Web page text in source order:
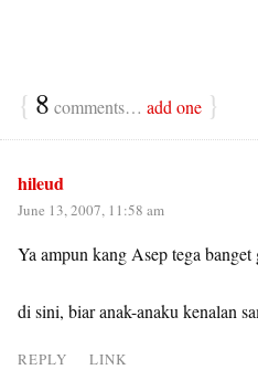
{ 8 comments… add one }
hileud
June 13, 2007, 11:58 am
Ya ampun kang Asep tega
di sini, biar anak-anaku kenalan
REPLY LINK